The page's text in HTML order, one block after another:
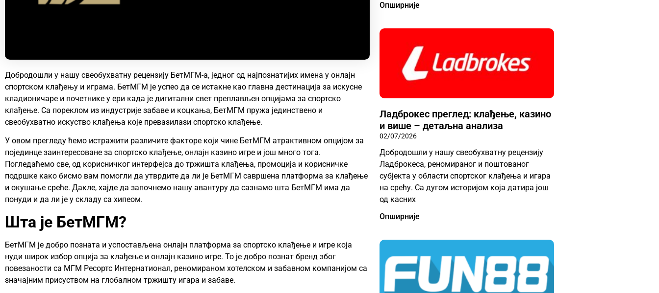
Добродошли у нашу свеобухватну рецензију БетМГМ-а, једног од најпознатијих имена у онлајн
спортском клађењу и играма. БетМГМ је успео да се истакне као главна дестинација за искусне
кладионичаре и почетнике у ери када је дигитални свет преплављен опцијама за спортско
клађење. Са пореклом из индустрије забаве и коцкања, БетМГМ пружа јединствено и
свеобухватно искуство клађења које превазилази спортско клађење.
У овом прегледу ћемо истражити различите факторе који чине БетМГМ атрактивном опцијом за
појединце заинтересоване за спортско клађење, онлајн казино игре и још много тога.
Погледаћемо све, од корисничког интерфејса до тржишта клађења, промоција и корисничке
подршке како бисмо вам помогли да утврдите да ли је БетМГМ савршена платформа за клађење
и окушање среће. Дакле, хајде да започнемо нашу авантуру да сазнамо шта БетМГМ има да
понуди и да ли је у складу са хипеом.
Шта је БетМГМ?
БетМГМ је добро позната и успостављена онлајн платформа за спортско клађење и игре која
нуди широк избор опција за клађење и онлајн казино игре. То је добро познат бренд због
повезаности са МГМ Ресортс Интернатионал, реномираном хотелском и забавном компанијом са
значајним присуством на глобалном тржишту игара и забаве.
Опширније
Ладброкес преглед: клађење, казино
и више – детаљна анализа
02/07/2026
Добродошли у нашу свеобухватну рецензију
Ладброкеса, реномираног и поштованог
субјекта у области спортског клађења и игара
на срећу. Са дугом историјом која датира још
од касних
Опширније